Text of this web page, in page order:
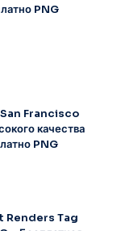
PNG
San Francisco
качества
PNG
Renders Tag